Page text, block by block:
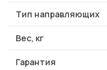
Тип направляющих
Вес, кг
Гарантия